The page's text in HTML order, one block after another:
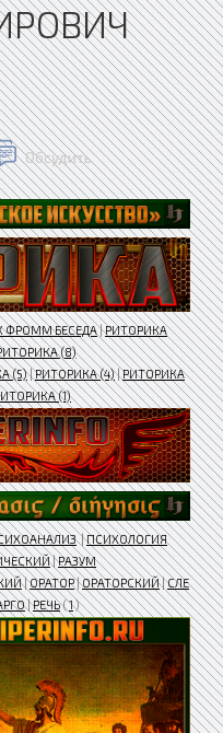
Обсудить
ФРОММ БЕСЕДА|РИТОРИКА
(8)
(5)|РИТОРИКА (4)|РИТОРИКА
(1)
|ПСИХОЛОГИЯ
|РАЗУМ
|ОРАТОР|ОРАТОРСКИЙ|СЛЕ
|РЕЧЬ(1)